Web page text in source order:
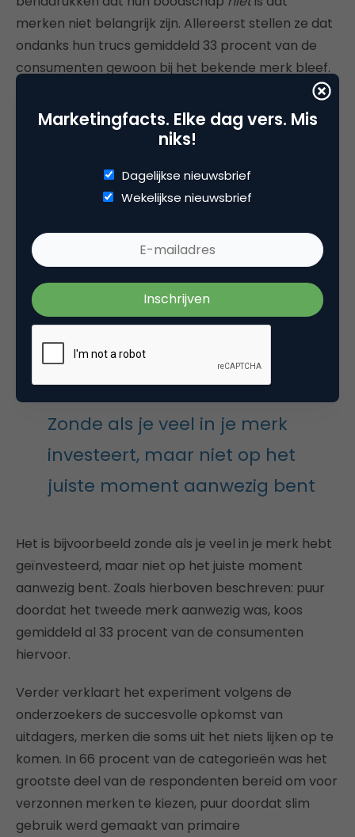
merken niet belangrijk zijn. Allereerst stellen ze dat
ondanks hun trucs gemiddeld 33 procent van de
consumenten gewoon bij het bekende merk bleef.
mentale ezelsbruggetje dat mensen bij hun keuzes
gebruiken. Sterke merken kunnen zich hierdoor
beter verdedigen tegen manipulatie.
De onderzoekers geven wel aan hoe belangrijk het
is om zoveel mogelijk barrières tussen detriggeren
deaankoop
weg te nemen: help je klanten zo
keuzeproces te navigeren. Hun gedrag kan immers
door allerlei kleine, irrationele zaken veranderen,
ook als ze een duidelijke voorkeur voor jouw merk
lijken te hebben.
Zonde als je veel in je merk
investeert, maar niet op het
juiste moment aanwezig bent
Het is bijvoorbeeld zonde als je veel in je merk hebt
geïnvesteerd, maar niet op het juiste moment
aanwezig bent. Zoals hierboven beschreven: puur
doordat het tweede merk aanwezig was, koos
gemiddeld al 33 procent van de consumenten
hiervoor.
Verder verklaart het experiment volgens de
onderzoekers de succesvolle opkomst van
uitdagers, merken die soms uit het niets lijken op te
komen. In 66 procent van de categorieën was het
grootste deel van de respondenten bereid om voor
verzonnen merken te kiezen, puur doordat slim
gebruik werd gemaakt van primaire
Marketingfacts. Elke dag vers. Mis
niks!
Dagelijkse nieuwsbrief
Wekelijkse nieuwsbrief